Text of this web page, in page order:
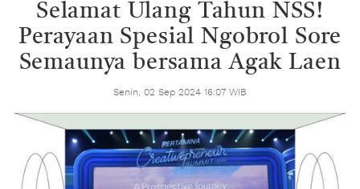
Selamat Ulang Tahun NSS!
Perayaan Spesial Ngobrol Sore
Semaunya bersama Agak Laen
Senin, 02 Sep 2024 16:07 WIB